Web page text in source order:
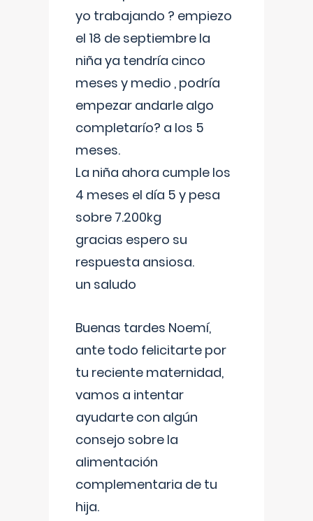
yo trabajando ? empiezo
el 18 de septiembre la
niña ya tendría cinco
meses y medio , podría
empezar andarle algo
completarío? a los 5
meses.
La niña ahora cumple los
4 meses el día 5 y pesa
sobre 7.200kg
gracias espero su
respuesta ansiosa.
un saludo
Buenas tardes Noemí,
ante todo felicitarte por
tu reciente maternidad,
vamos a intentar
ayudarte con algún
consejo sobre la
alimentación
complementaria de tu
hija.